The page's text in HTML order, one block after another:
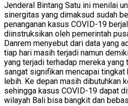
Jenderal Bintang Satu ini menilai
sinergitas yang dimaksud sudah
penanganan kasus COVID-19
diinstruksikan oleh pemerintah
Danrem menyebut dari data yang
tiap hari masih terjadi namun
yang terjadi terhadap mereka yang
sangat signifikan mencapai
lebih. Ke depan masih dibutuhkan
sehingga kasus COVID-19 dapat
wilayah Bali bisa bangkit dan